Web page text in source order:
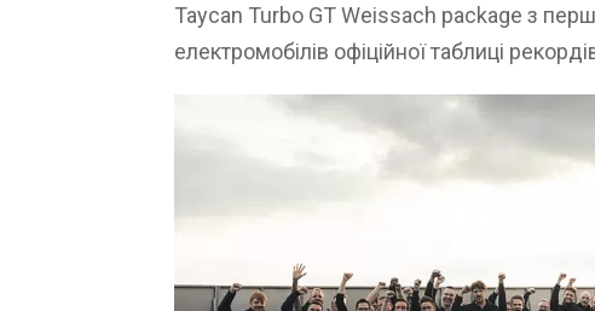
Taycan Turbo GT Weissach package з
електромобілів офіційної таблиці